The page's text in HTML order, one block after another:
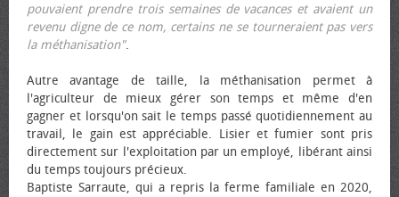
pouvaient prendre trois semaines de vacances et avaient un
revenu digne de ce nom, certains ne se tourneraient pas vers
la méthanisation".
Autre avantage de taille, la méthanisation permet à
l'agriculteur de mieux gérer son temps et même d'en
gagner et lorsqu'on sait le temps passé quotidiennement au
travail, le gain est appréciable. Lisier et fumier sont pris
directement sur l'exploitation par un employé, libérant ainsi
du temps toujours précieux.
Baptiste Sarraute, qui a repris la ferme familiale en 2020,